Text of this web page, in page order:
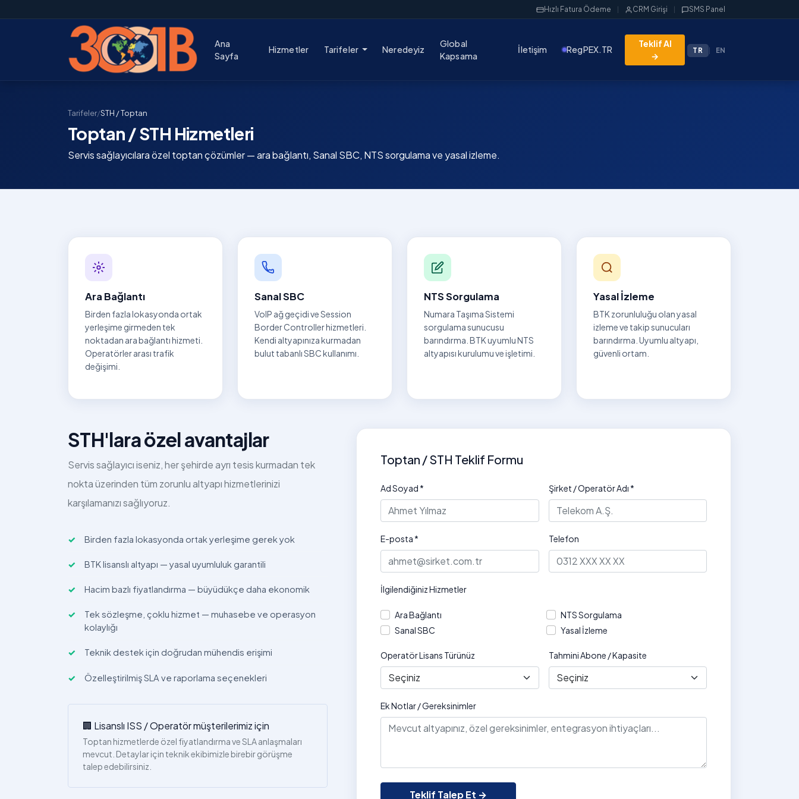
Hızlı Fatura Ödeme CRM Girişi SMS Panel
Ana
Sayfa
Hizmetler Tarifeler Neredeyiz
Global
Kapsama
İletişim RegPEX.TR
Teklif Al
→
TR | EN
Tarifeler/STH / Toptan
Toptan / STH Hizmetleri
Servis sağlayıcılara özel toptan çözümler — ara bağlantı, Sanal SBC, NTS sorgulama ve yasal izleme.
Ara Bağlantı
Birden fazla lokasyonda ortak
yerleşime girmeden tek
noktadan ara bağlantı hizmeti.
Operatörler arası trafik
değişimi.
Sanal SBC
VoIP ağ geçidi ve Session
Border Controller hizmetleri.
Kendi altyapınıza kurmadan
bulut tabanlı SBC kullanımı.
NTS Sorgulama
Numara Taşıma Sistemi
sorgulama sunucusu
barındırma. BTK uyumlu NTS
altyapısı kurulumu ve işletimi.
Yasal İzleme
BTK zorunluluğu olan yasal
izleme ve takip sunucuları
barındırma. Uyumlu altyapı,
güvenli ortam.
STH'lara özel avantajlar
Servis sağlayıcı iseniz, her şehirde ayrı tesis kurmadan tek
nokta üzerinden tüm zorunlu altyapı hizmetlerinizi
karşılamanızı sağlıyoruz.
Birden fazla lokasyonda ortak yerleşime gerek yok
BTK lisanslı altyapı — yasal uyumluluk garantili
Hacim bazlı fiyatlandırma — büyüdükçe daha ekonomik
Tek sözleşme, çoklu hizmet — muhasebe ve operasyon
kolaylığı
Teknik destek için doğrudan mühendis erişimi
Özelleştirilmiş SLA ve raporlama seçenekleri
🏢 Lisanslı ISS / Operatör müşterilerimiz için
Toptan hizmetlerde özel fiyatlandırma ve SLA anlaşmaları
mevcut. Detaylar için teknik ekibimizle birebir görüşme
talep edebilirsiniz.
Toptan / STH Teklif Formu
Ad Soyad * Şirket / Operatör Adı *
E-posta * Telefon
İlgilendiğiniz Hizmetler
Ara Bağlantı
Sanal SBC
NTS Sorgulama
Yasal İzleme
Operatör Lisans Türünüz Tahmini Abone / Kapasite
Ek Notlar / Gereksinimler
Teklif Talep Et →